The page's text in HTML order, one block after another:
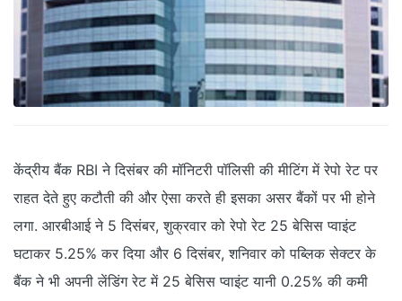
केंद्रीय बैंक RBI ने दिसंबर की मॉनिटरी पॉलिसी की मीटिंग में रेपो रेट पर
राहत देते हुए कटौती की और ऐसा करते ही इसका असर बैंकों पर भी होने
लगा. आरबीआई ने 5 दिसंबर, शुक्रवार को रेपो रेट 25 बेसिस प्‍वाइंट
घटाकर 5.25% कर दिया और 6 दिसंबर, शनिवार को पब्लिक सेक्‍टर के
बैंक ने भी अपनी लेंडिंग रेट में 25 बेसिस प्‍वाइंट यानी 0.25% की कमी